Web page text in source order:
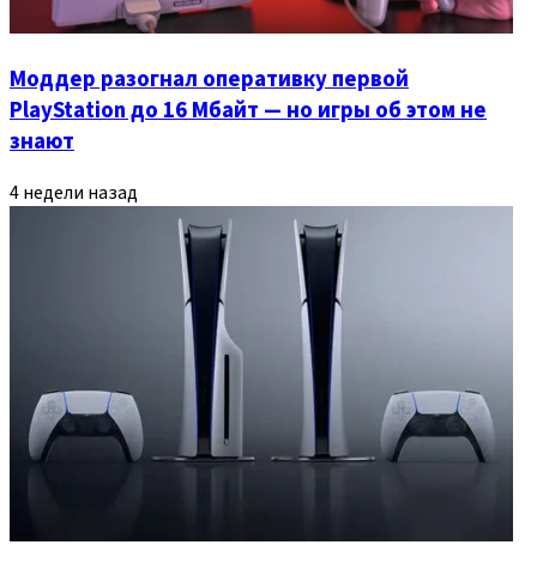
Моддер разогнал оперативку первой
PlayStation до 16 Мбайт — но игры об этом не
знают
4 недели назад